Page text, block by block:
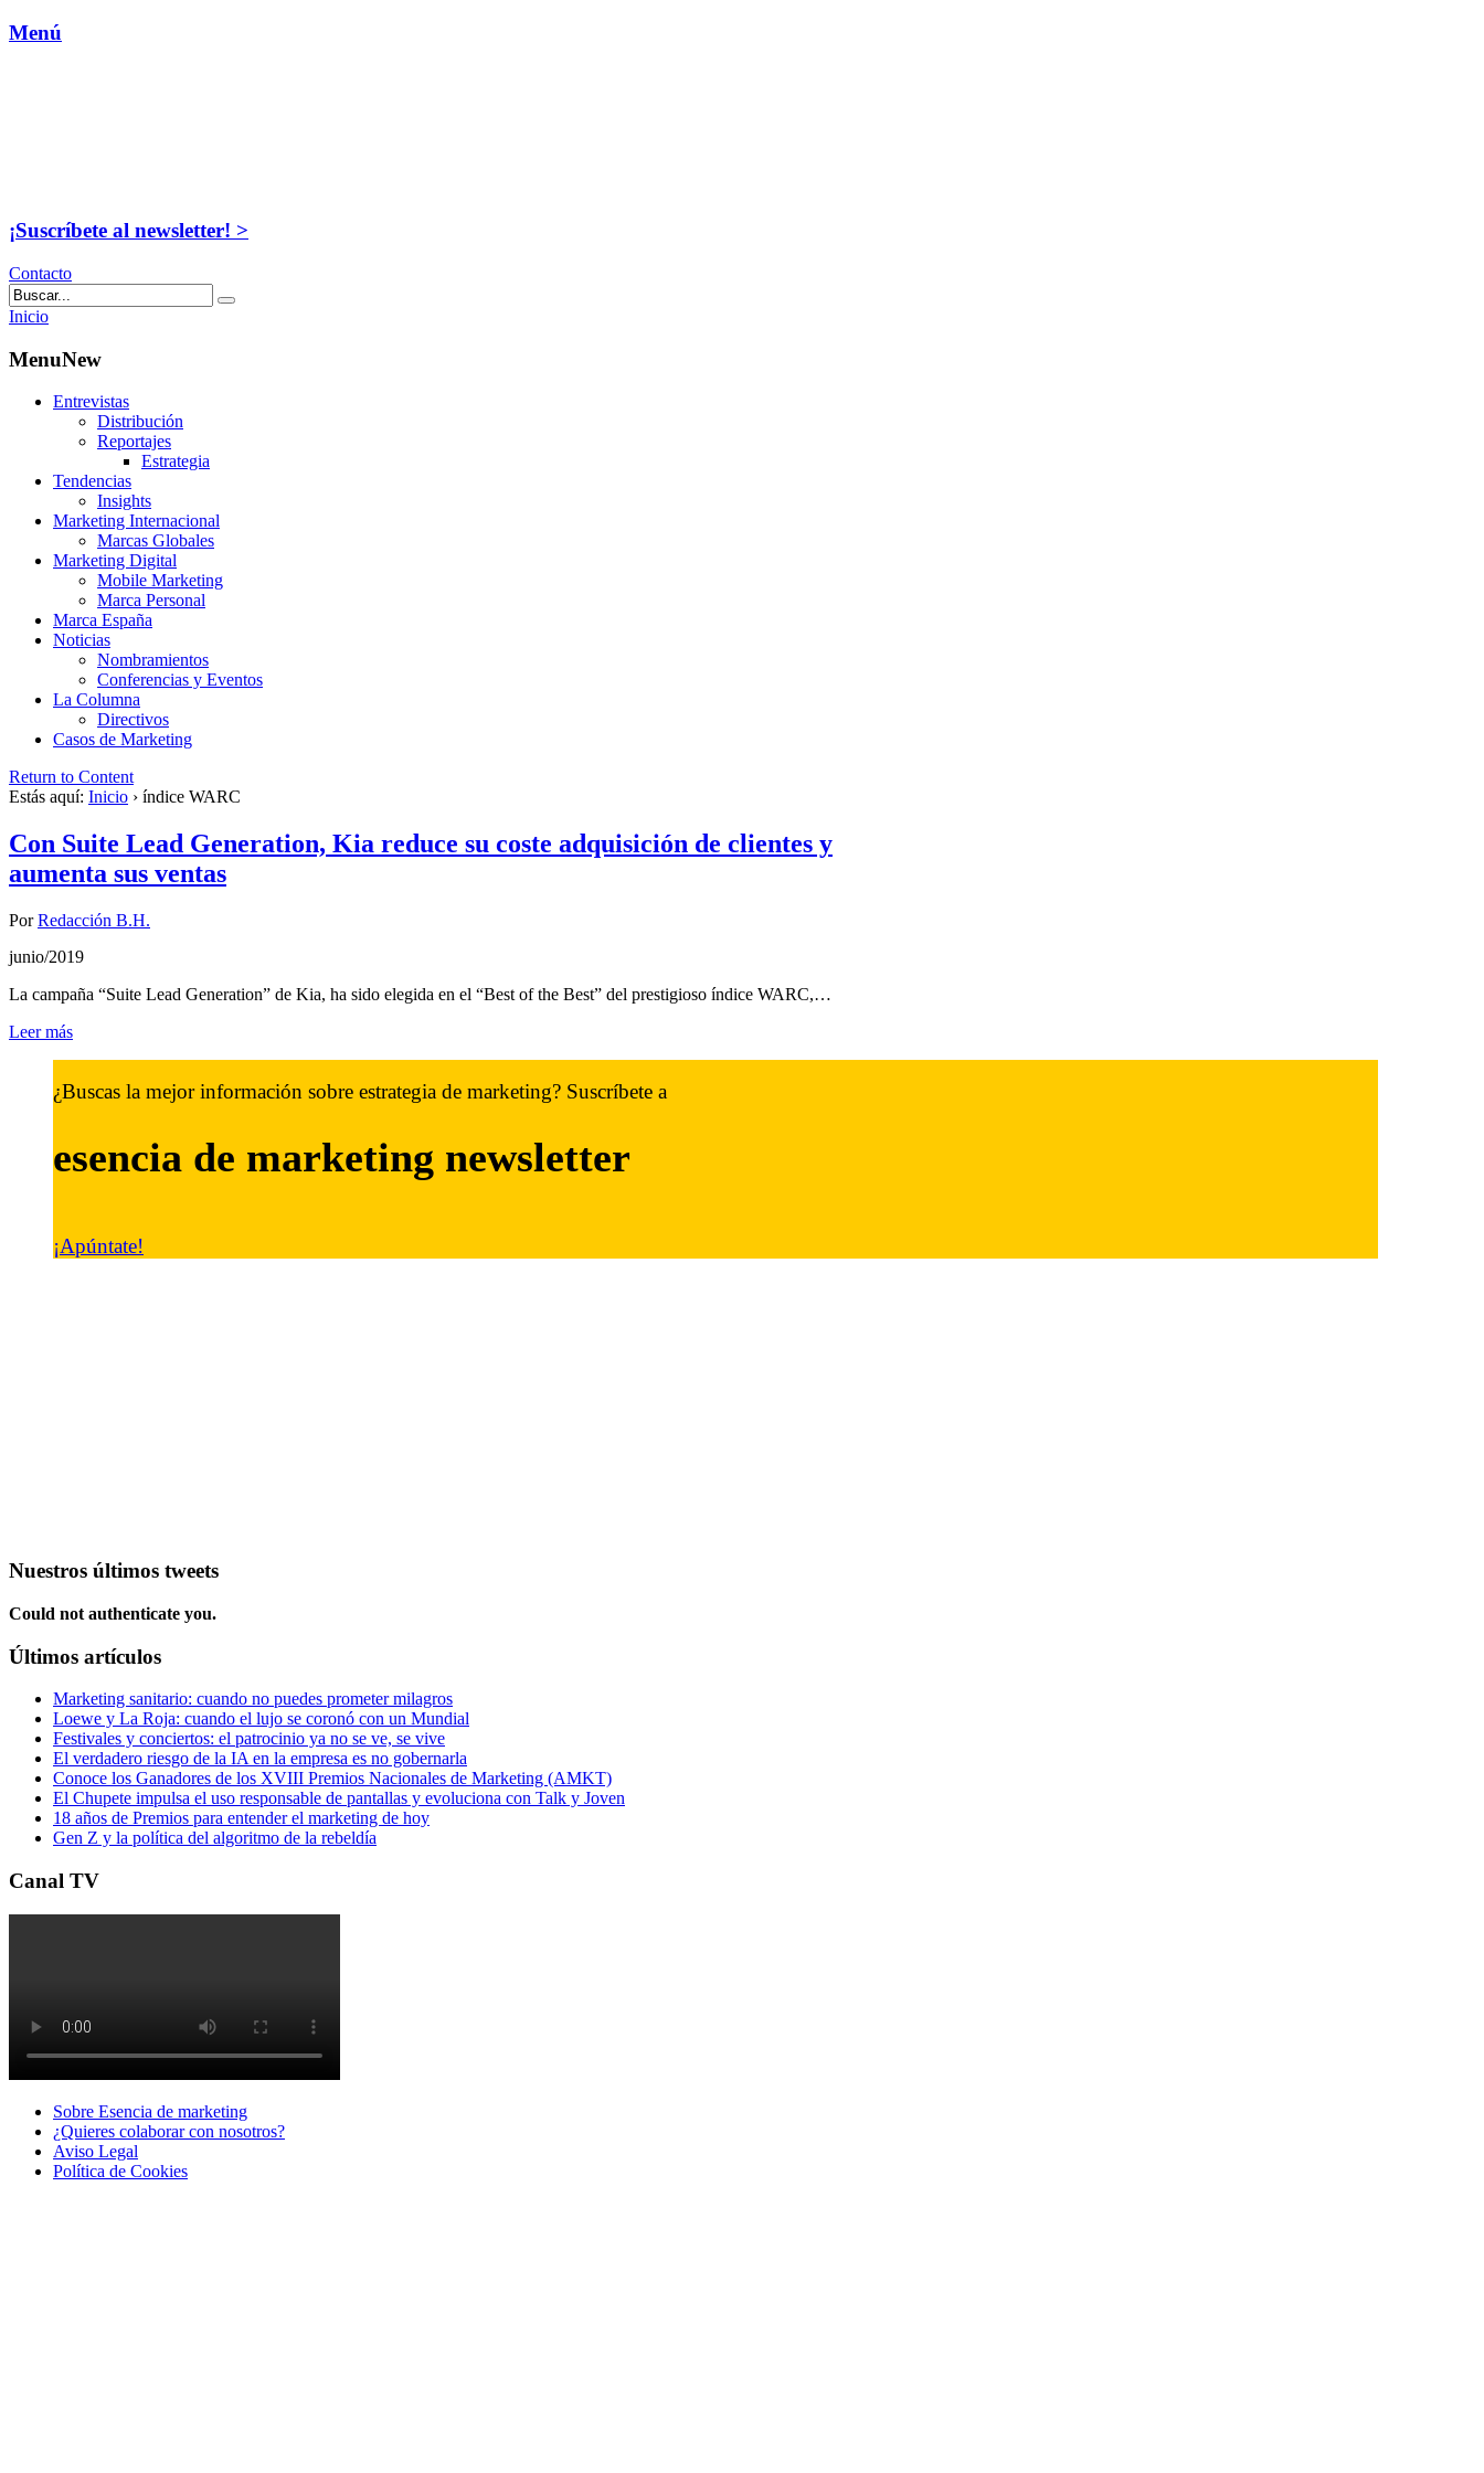
Menú
¡Suscríbete al newsletter! >
Contacto
Inicio
MenuNew
Entrevistas
Distribución
Reportajes
Estrategia
Tendencias
Insights
Marketing Internacional
Marcas Globales
Marketing Digital
Mobile Marketing
Marca Personal
Marca España
Noticias
Nombramientos
Conferencias y Eventos
La Columna
Directivos
Casos de Marketing
Return to Content
Estás aquí: Inicio › índice WARC
Con Suite Lead Generation, Kia reduce su coste adquisición de clientes y
aumenta sus ventas
PorRedacción B.H.
junio/2019
La campaña “Suite Lead Generation” de Kia, ha sido elegida en el “Best of the Best” del prestigioso índice WARC,…
Leer más
¿Buscas la mejor información sobre estrategia de marketing? Suscríbete a
esencia de marketing newsletter
¡Apúntate!
Nuestros últimos tweets
Could not authenticate you.
Últimos artículos
Marketing sanitario: cuando no puedes prometer milagros
Loewe y La Roja: cuando el lujo se coronó con un Mundial
Festivales y conciertos: el patrocinio ya no se ve, se vive
El verdadero riesgo de la IA en la empresa es no gobernarla
Conoce los Ganadores de los XVIII Premios Nacionales de Marketing (AMKT)
El Chupete impulsa el uso responsable de pantallas y evoluciona con Talk y Joven
18 años de Premios para entender el marketing de hoy
Gen Z y la política del algoritmo de la rebeldía
Canal TV
Sobre Esencia de marketing
¿Quieres colaborar con nosotros?
Aviso Legal
Polí­tica de Cookies